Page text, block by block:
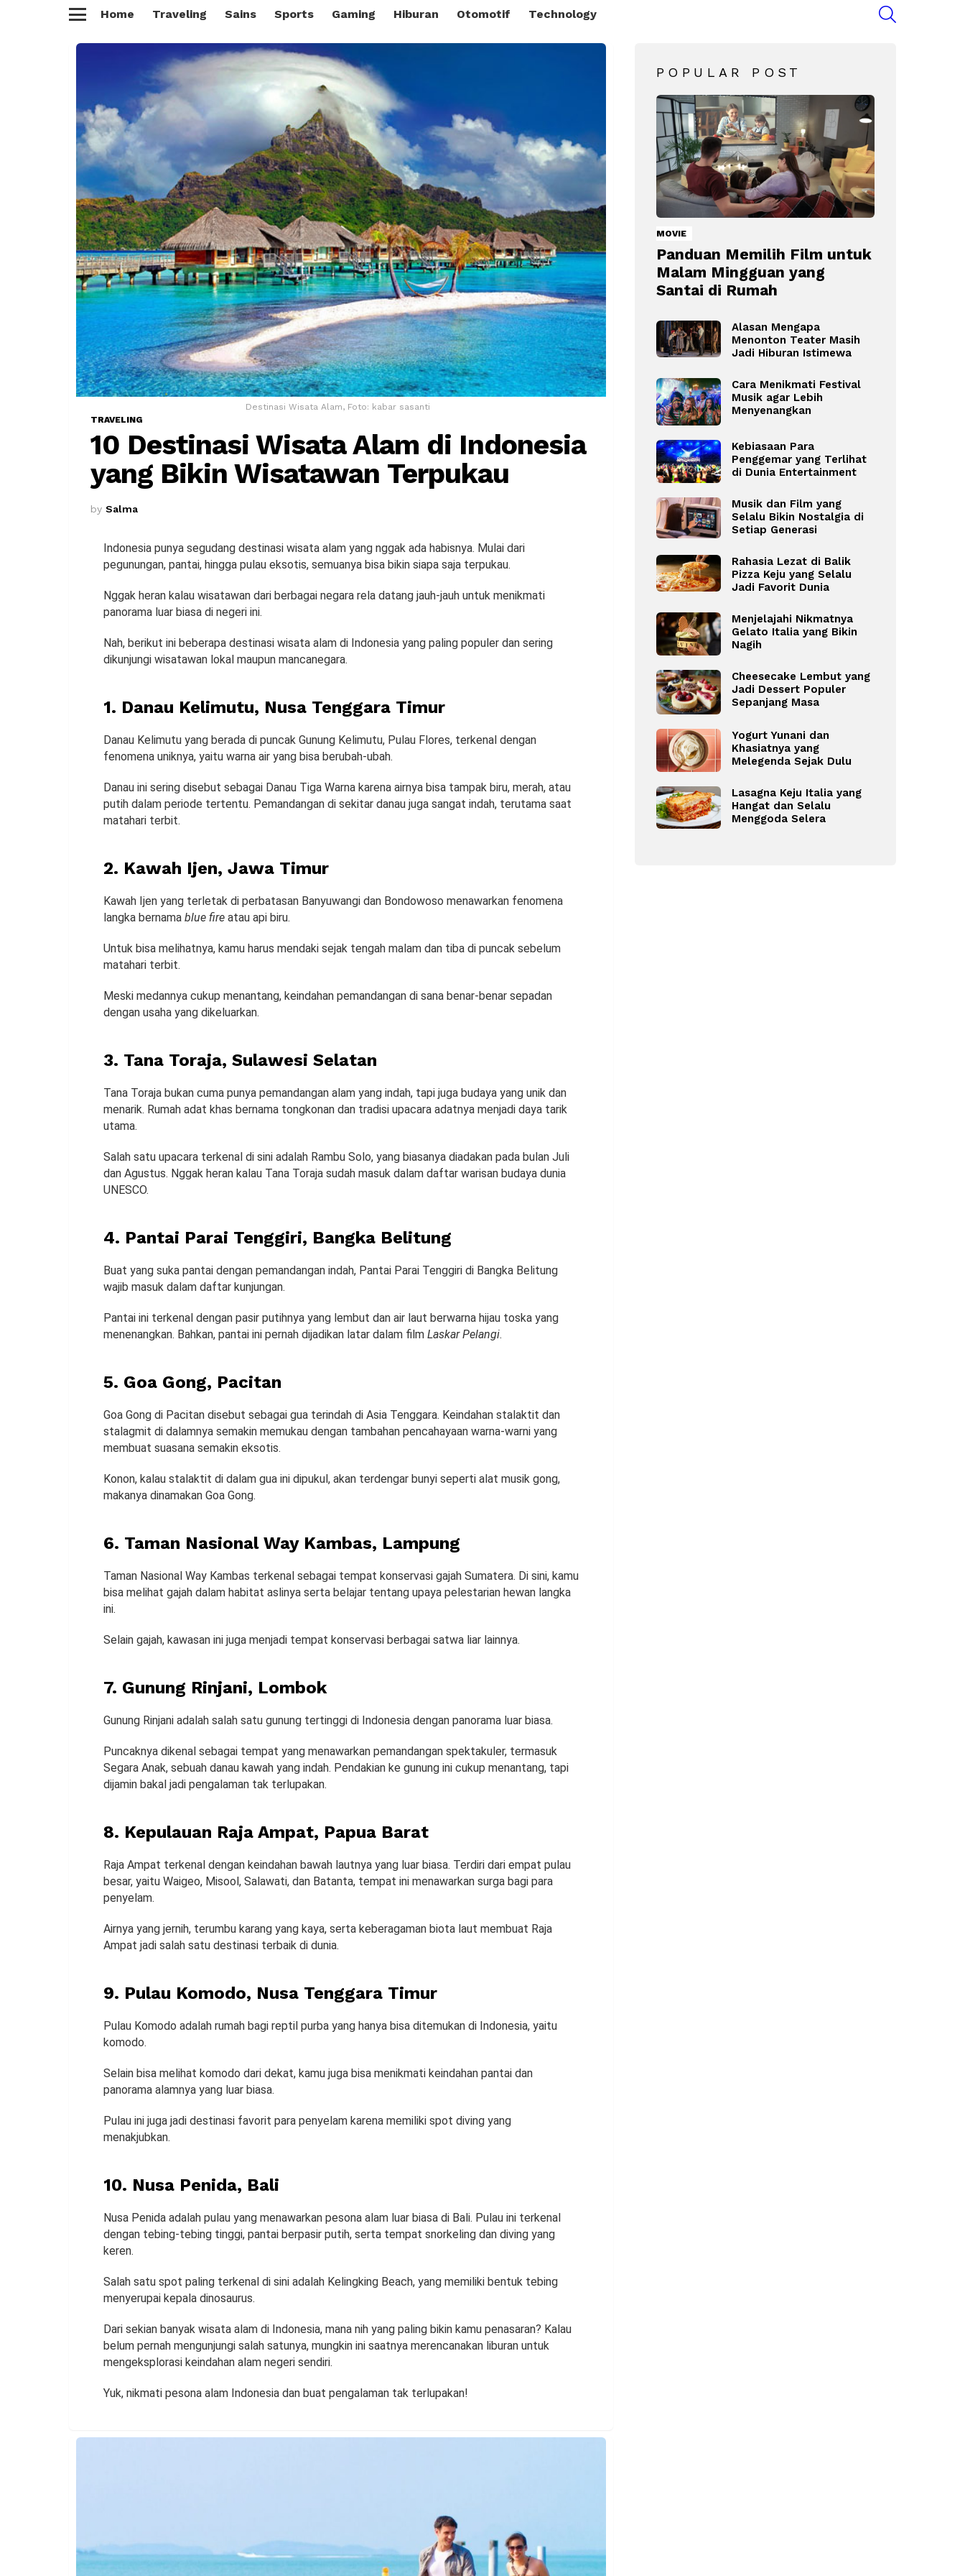
Home Traveling Sains Sports Gaming Hiburan Otomotif Technology
Destinasi Wisata Alam, Foto: kabar sasanti
TRAVELING
10 Destinasi Wisata Alam di Indonesia
yang Bikin Wisatawan Terpukau
by Salma
Indonesia punya segudang destinasi wisata alam yang nggak ada habisnya. Mulai dari
pegunungan, pantai, hingga pulau eksotis, semuanya bisa bikin siapa saja terpukau.
Nggak heran kalau wisatawan dari berbagai negara rela datang jauh-jauh untuk menikmati
panorama luar biasa di negeri ini.
Nah, berikut ini beberapa destinasi wisata alam di Indonesia yang paling populer dan sering
dikunjungi wisatawan lokal maupun mancanegara.
1. Danau Kelimutu, Nusa Tenggara Timur
Danau Kelimutu yang berada di puncak Gunung Kelimutu, Pulau Flores, terkenal dengan
fenomena uniknya, yaitu warna air yang bisa berubah-ubah.
Danau ini sering disebut sebagai Danau Tiga Warna karena airnya bisa tampak biru, merah, atau
putih dalam periode tertentu. Pemandangan di sekitar danau juga sangat indah, terutama saat
matahari terbit.
2. Kawah Ijen, Jawa Timur
Kawah Ijen yang terletak di perbatasan Banyuwangi dan Bondowoso menawarkan fenomena
langka bernama blue fire atau api biru.
Untuk bisa melihatnya, kamu harus mendaki sejak tengah malam dan tiba di puncak sebelum
matahari terbit.
Meski medannya cukup menantang, keindahan pemandangan di sana benar-benar sepadan
dengan usaha yang dikeluarkan.
3. Tana Toraja, Sulawesi Selatan
Tana Toraja bukan cuma punya pemandangan alam yang indah, tapi juga budaya yang unik dan
menarik. Rumah adat khas bernama tongkonan dan tradisi upacara adatnya menjadi daya tarik
utama.
Salah satu upacara terkenal di sini adalah Rambu Solo, yang biasanya diadakan pada bulan Juli
dan Agustus. Nggak heran kalau Tana Toraja sudah masuk dalam daftar warisan budaya dunia
UNESCO.
4. Pantai Parai Tenggiri, Bangka Belitung
Buat yang suka pantai dengan pemandangan indah, Pantai Parai Tenggiri di Bangka Belitung
wajib masuk dalam daftar kunjungan.
Pantai ini terkenal dengan pasir putihnya yang lembut dan air laut berwarna hijau toska yang
menenangkan. Bahkan, pantai ini pernah dijadikan latar dalam film Laskar Pelangi.
5. Goa Gong, Pacitan
Goa Gong di Pacitan disebut sebagai gua terindah di Asia Tenggara. Keindahan stalaktit dan
stalagmit di dalamnya semakin memukau dengan tambahan pencahayaan warna-warni yang
membuat suasana semakin eksotis.
Konon, kalau stalaktit di dalam gua ini dipukul, akan terdengar bunyi seperti alat musik gong,
makanya dinamakan Goa Gong.
6. Taman Nasional Way Kambas, Lampung
Taman Nasional Way Kambas terkenal sebagai tempat konservasi gajah Sumatera. Di sini, kamu
bisa melihat gajah dalam habitat aslinya serta belajar tentang upaya pelestarian hewan langka
ini.
Selain gajah, kawasan ini juga menjadi tempat konservasi berbagai satwa liar lainnya.
7. Gunung Rinjani, Lombok
Gunung Rinjani adalah salah satu gunung tertinggi di Indonesia dengan panorama luar biasa.
Puncaknya dikenal sebagai tempat yang menawarkan pemandangan spektakuler, termasuk
Segara Anak, sebuah danau kawah yang indah. Pendakian ke gunung ini cukup menantang, tapi
dijamin bakal jadi pengalaman tak terlupakan.
8. Kepulauan Raja Ampat, Papua Barat
Raja Ampat terkenal dengan keindahan bawah lautnya yang luar biasa. Terdiri dari empat pulau
besar, yaitu Waigeo, Misool, Salawati, dan Batanta, tempat ini menawarkan surga bagi para
penyelam.
Airnya yang jernih, terumbu karang yang kaya, serta keberagaman biota laut membuat Raja
Ampat jadi salah satu destinasi terbaik di dunia.
9. Pulau Komodo, Nusa Tenggara Timur
Pulau Komodo adalah rumah bagi reptil purba yang hanya bisa ditemukan di Indonesia, yaitu
komodo.
Selain bisa melihat komodo dari dekat, kamu juga bisa menikmati keindahan pantai dan
panorama alamnya yang luar biasa.
Pulau ini juga jadi destinasi favorit para penyelam karena memiliki spot diving yang
menakjubkan.
10. Nusa Penida, Bali
Nusa Penida adalah pulau yang menawarkan pesona alam luar biasa di Bali. Pulau ini terkenal
dengan tebing-tebing tinggi, pantai berpasir putih, serta tempat snorkeling dan diving yang
keren.
Salah satu spot paling terkenal di sini adalah Kelingking Beach, yang memiliki bentuk tebing
menyerupai kepala dinosaurus.
Dari sekian banyak wisata alam di Indonesia, mana nih yang paling bikin kamu penasaran? Kalau
belum pernah mengunjungi salah satunya, mungkin ini saatnya merencanakan liburan untuk
mengeksplorasi keindahan alam negeri sendiri.
Yuk, nikmati pesona alam Indonesia dan buat pengalaman tak terlupakan!
POPULAR POST
MOVIE
Panduan Memilih Film untuk
Malam Mingguan yang
Santai di Rumah
Alasan Mengapa
Menonton Teater Masih
Jadi Hiburan Istimewa
Cara Menikmati Festival
Musik agar Lebih
Menyenangkan
Kebiasaan Para
Penggemar yang Terlihat
di Dunia Entertainment
Musik dan Film yang
Selalu Bikin Nostalgia di
Setiap Generasi
Rahasia Lezat di Balik
Pizza Keju yang Selalu
Jadi Favorit Dunia
Menjelajahi Nikmatnya
Gelato Italia yang Bikin
Nagih
Cheesecake Lembut yang
Jadi Dessert Populer
Sepanjang Masa
Yogurt Yunani dan
Khasiatnya yang
Melegenda Sejak Dulu
Lasagna Keju Italia yang
Hangat dan Selalu
Menggoda Selera